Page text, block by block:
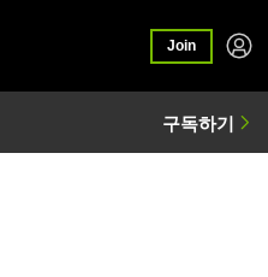
Join